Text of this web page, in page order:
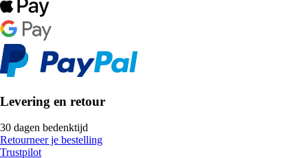
Levering en retour
30 dagen bedenktijd
Retourneer je bestelling
Trustpilot